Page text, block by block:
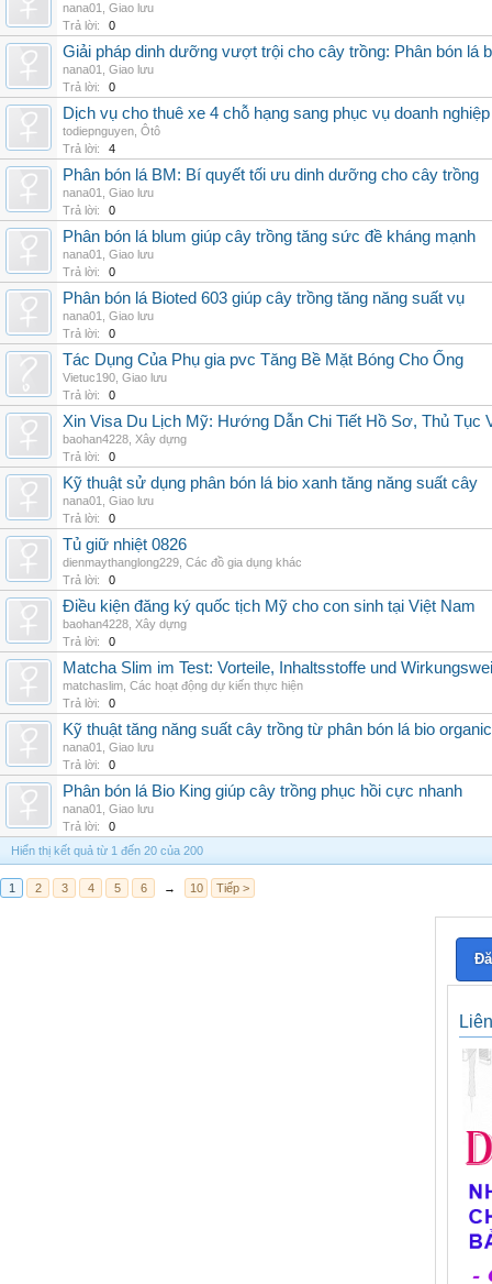
nana01
Giao lưu
Trả lời:
0
Giải pháp dinh dưỡng vượt trội cho cây trồng: Phân bón lá
nana01
Giao lưu
Trả lời:
0
Dịch vụ cho thuê xe 4 chỗ hạng sang phục vụ doanh
todiepnguyen Ôtô
Trả lời:
4
Phân bón lá BM: Bí quyết tối ưu dinh dưỡng cho cây trồng
nana01
Giao lưu
Trả lời:
0
Phân bón lá blum giúp cây trồng tăng sức đề kháng mạnh
nana01
Giao lưu
Trả lời:
0
Phân bón lá Bioted 603 giúp cây trồng tăng năng suất vụ
nana01
Giao lưu
Trả lời:
0
Tác Dụng Của Phụ gia pvc Tăng Bề Mặt Bóng Cho Ống
Vietuc190 Giao lưu
Trả lời:
0
Xin Visa Du Lịch Mỹ: Hướng Dẫn Chi Tiết Hồ Sơ, Thủ Tục
baohan4228 Xây dựng
Trả lời:
0
Kỹ thuật sử dụng phân bón lá bio xanh tăng năng suất cây
nana01
Giao lưu
Trả lời:
0
Tủ giữ nhiệt 0826
dienmaythanglong229 Các đồ gia dụng khác
Trả lời:
0
Điều kiện đăng ký quốc tịch Mỹ cho con sinh tại Việt Nam
baohan4228 Xây dựng
Trả lời:
0
Matcha Slim im Test: Vorteile, Inhaltsstoffe und
matchaslim Các hoạt động dự kiến thực hiện
Trả lời:
0
Kỹ thuật tăng năng suất cây trồng từ phân bón lá bio organic
nana01
Giao lưu
Trả lời:
0
Phân bón lá Bio King giúp cây trồng phục hồi cực nhanh
nana01
Giao lưu
Trả lời:
0
Hiển thị kết quả từ 1 đến 20 của 200
1 2 3 4 5 6 → 10 Tiếp >